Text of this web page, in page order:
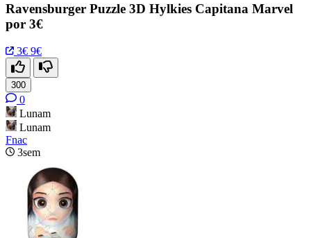
Ravensburger Puzzle 3D Hylkies Capitana Marvel
por 3€
3€ 9€
300
0
Lunam
Lunam
Fnac
3sem